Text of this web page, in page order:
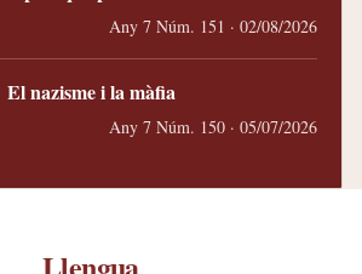
Any 7 Núm. 151 · 02/08/2026
El nazisme i la màfia
Any 7 Núm. 150 · 05/07/2026